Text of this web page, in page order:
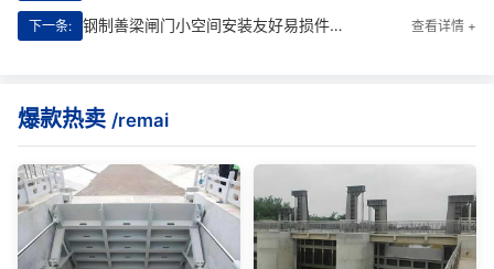
下一条: 钢制善梁闸门小空间安装友好易损件更换教程|**省时的现场实操指南 查看详情 +
爆款热卖 /remai